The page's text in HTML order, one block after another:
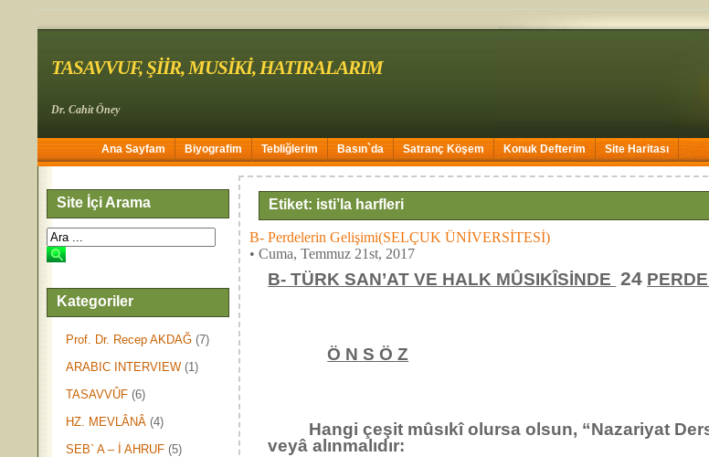
TASAVVUF, ŞİİR, MUSİKİ, HATIRALARIM
Dr. Cahit Öney
Ana Sayfam Biyografim Tebliğlerim Basın`da Satranç Köşem Konuk Defterim Site Haritası
Site İçi Arama
Kategoriler
Prof. Dr. Recep AKDAĞ (7)
ARABIC INTERVIEW (1)
TASAVVÛF (6)
HZ. MEVLÂNÂ (4)
SEB` A – İ AHRUF (5)
Etiket: isti’la harfleri
B- Perdelerin Gelişimi(SELÇUK ÜNİVERSİTESİ)
• Cuma, Temmuz 21st, 2017
B- TÜRK SAN’AT VE HALK MÛSIKÎSİNDE 24
Ö N S Ö Z
Hangi çeşit mûsıkî olursa olsun, “Nazariyat
veyâ alınmalıdır: